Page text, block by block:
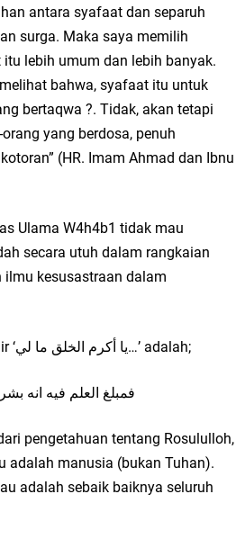
antara syafaat dan separuh
surga. Maka saya memilih
lebih umum dan lebih banyak.
bahwa, syafaat itu untuk
bertaqwa ?. Tidak, akan tetapi
yang berdosa, penuh
(HR. Imam Ahmad dan Ibnu
Ulama W4h4b1 tidak mau
secara utuh dalam rangkaian
ilmu kesusastraan dalam
Bait pendahulu dari syair ‘يا أكرم الخلق ما لي…’ adalah;
فمبلغ العلم فيه انه
pengetahuan tentang Rosululloh,
adalah manusia (bukan Tuhan).
adalah sebaik baiknya seluruh